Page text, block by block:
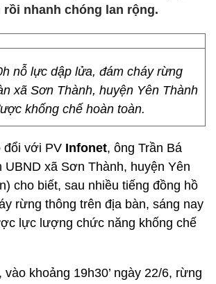
rồi nhanh chóng lan rộng.
nỗ lực dập lửa, đám cháy rừng
xã Sơn Thành, huyện Yên Thành
khống chế hoàn toàn.
đổi với PV Infonet, ông Trần Bá
UBND xã Sơn Thành, huyện Yên
cho biết, sau nhiều tiếng đồng hồ
rừng thông trên địa bàn, sáng nay
lực lượng chức năng khống chế
vào khoảng 19h30’ ngày 22/6, rừng